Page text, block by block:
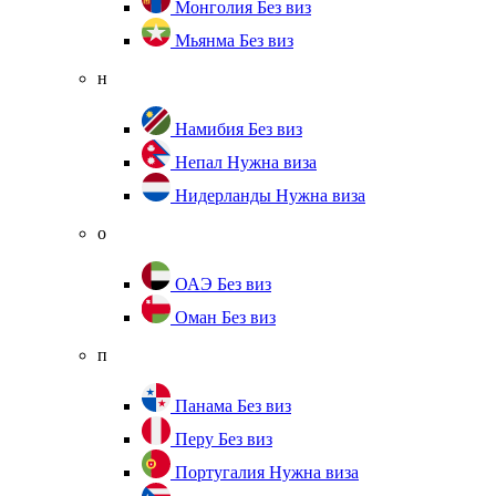
Монголия Без виз
Мьянма Без виз
н
Намибия Без виз
Непал Нужна виза
Нидерланды Нужна виза
о
ОАЭ Без виз
Оман Без виз
п
Панама Без виз
Перу Без виз
Португалия Нужна виза